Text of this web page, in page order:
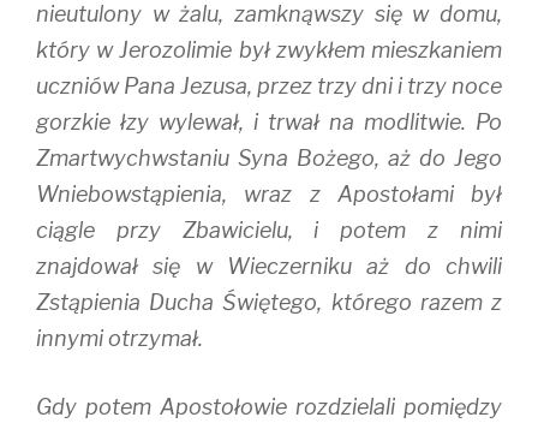
nieutulony w żalu, zamknąwszy się w domu,
który w Jerozolimie był zwykłem mieszkaniem
uczniów Pana Jezusa, przez trzy dni i trzy noce
gorzkie łzy wylewał, i trwał na modlitwie. Po
Zmartwychwstaniu Syna Bożego, aż do Jego
Wniebowstąpienia, wraz z Apostołami był
ciągle przy Zbawicielu, i potem z nimi
znajdował się w Wieczerniku aż do chwili
Zstąpienia Ducha Świętego, którego razem z
innymi otrzymał.
Gdy potem Apostołowie rozdzielali pomiędzy